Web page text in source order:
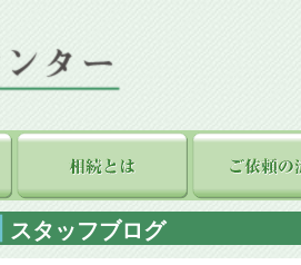
スタッフブログ